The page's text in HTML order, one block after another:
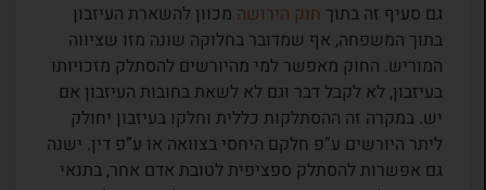
גם סעיף זה בתוך חוק הירושהמכוון להשארת העיזבון
בתוך המשפחה, אף שמדובר בחלוקה שונה מזו שציווה
המוריש. החוק מאפשר למי מהיורשים להסתלק מזכויותו
בעיזבון, לא לקבל דבר וגם לא לשאת בחובות העיזבון אם
יש. במקרה זה ההסתלקות כללית וחלקו בעיזבון יחולק
ליתר היורשים ע”פ חלקם היחסי בצוואה או ע”פ דין. ישנה
גם אפשרות להסתלק ספציפית לטובת אדם אחר, בתנאי